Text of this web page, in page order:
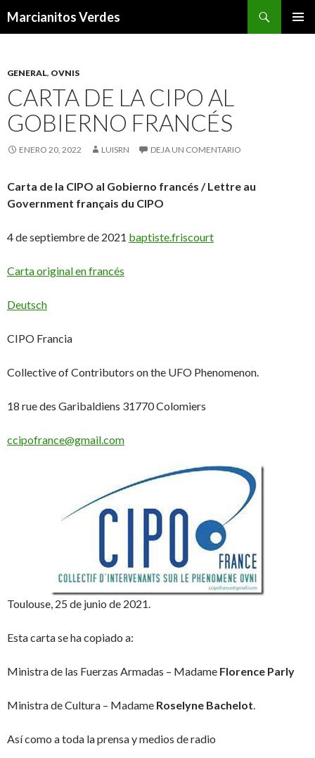
Marcianitos Verdes
GENERAL, OVNIS
CARTA DE LA CIPO AL
GOBIERNO FRANCÉS
ENERO 20, 2022 LUISRN DEJA UN COMENTARIO
Carta de la CIPO al Gobierno francés / Lettre au
Government français du CIPO
4 de septiembre de 2021 baptiste.friscourt
Carta original enfrancés
Deutsch
CIPO Francia
Collective of Contributors on the UFO Phenomenon.
18 rue des Garibaldiens 31770 Colomiers
ccipofrance@gmail.com
Toulouse, 25 de junio de 2021.
Esta carta se ha copiado a:
Ministra de las Fuerzas Armadas – Madame Florence Parly
Ministra de Cultura – Madame Roselyne Bachelot.
Así como a toda la prensa y medios de radio